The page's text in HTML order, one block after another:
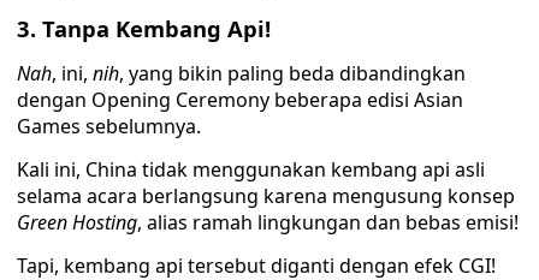
3. Tanpa Kembang Api!
Nah, ini, nih, yang bikin paling beda dibandingkan
dengan Opening Ceremony beberapa edisi Asian
Games sebelumnya.
Kali ini, China tidak menggunakan kembang api asli
selama acara berlangsung karena mengusung konsep
Green Hosting, alias ramah lingkungan dan bebas emisi!
Tapi, kembang api tersebut diganti dengan efek CGI!